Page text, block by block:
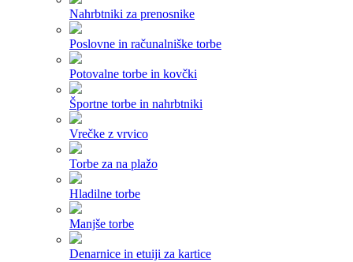
Nahrbtniki za prenosnike
Poslovne in računalniške torbe
Potovalne torbe in kovčki
Športne torbe in nahrbtniki
Vrečke z vrvico
Torbe za na plažo
Hladilne torbe
Manjše torbe
Denarnice in etuiji za kartice